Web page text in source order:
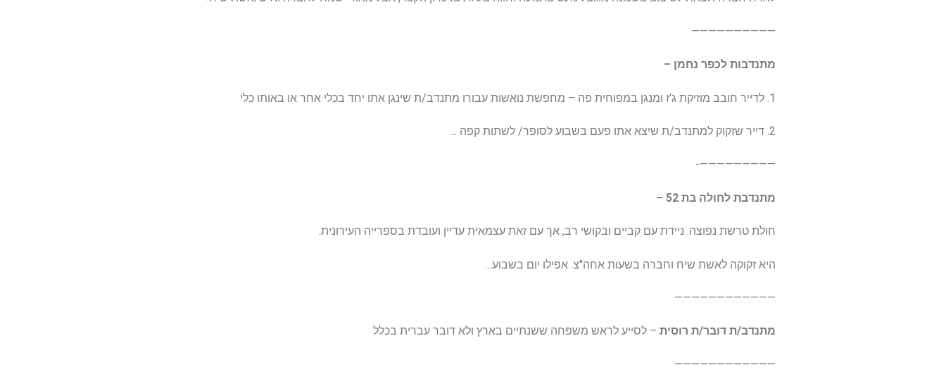
——————————
מתנדבות לכפר נחמן –
1. לדייר חובב מוזיקת ג'ז ומנגן במפוחית פה – מחפשת נואשות עבורו מתנדב/ת שינגן אתו יחד בכלי אחר או באותו כלי
2. דייר שזקוק למתנדב/ת שיצא אתו פעם בשבוע לסופר/ לשתות קפה …
—————————-
מתנדבת לחולה בת 52 –
חולת טרשת נפוצה. ניידת עם קביים ובקושי רב, אך עם זאת עצמאית עדיין ועובדת בספרייה העירונית.
היא זקוקה לאשת שיח וחברה בשעות אחה"צ. אפילו יום בשבוע…
————————————
מתנדב/ת דובר/ת רוסית – לסייע לראש משפחה ששנתיים בארץ ולא דובר עברית בכלל
————————————